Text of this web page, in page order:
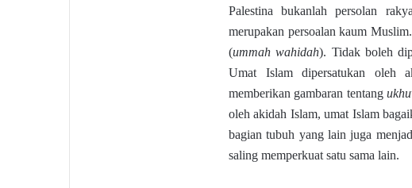
Palestina bukanlah persolan
merupakan persoalan kaum
(ummah wahidah). Tidak boleh
Umat Islam dipersatukan oleh
memberikan gambaran tentang
oleh akidah Islam, umat Islam
bagian tubuh yang lain juga
saling memperkuat satu sama lain.